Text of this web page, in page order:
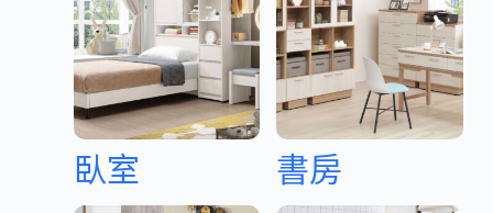
臥室 書房